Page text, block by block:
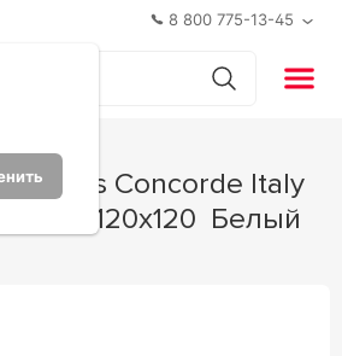
8 800 775-13-45
White 120x120 Белый